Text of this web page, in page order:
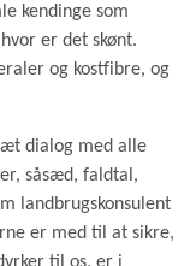
kendinge som
er det skønt.
og kostfibre, og
dialog med alle
såsæd, faldtal,
landbrugskonsulent
er med til at sikre,